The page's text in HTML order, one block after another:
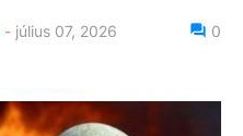
- július 07, 2026 0